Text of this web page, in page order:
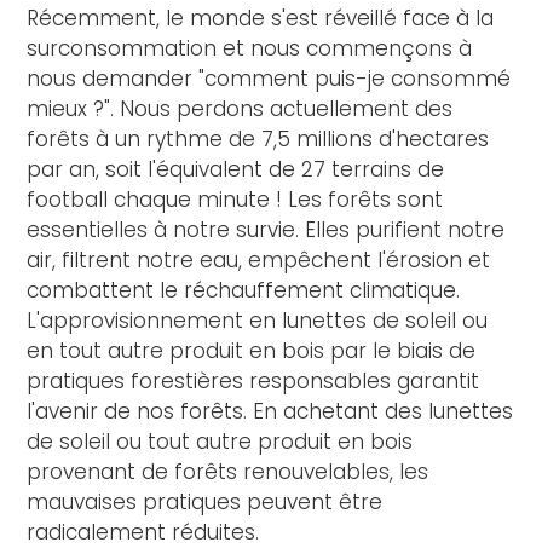
Récemment, le monde s'est réveillé face à la
surconsommation et nous commençons à
nous demander "comment puis-je consommé
mieux ?". Nous perdons actuellement des
forêts à un rythme de 7,5 millions d'hectares
par an, soit l'équivalent de 27 terrains de
football chaque minute ! Les forêts sont
essentielles à notre survie. Elles purifient notre
air, filtrent notre eau, empêchent l'érosion et
combattent le réchauffement climatique.
L'approvisionnement en lunettes de soleil ou
en tout autre produit en bois par le biais de
pratiques forestières responsables garantit
l'avenir de nos forêts. En achetant des lunettes
de soleil ou tout autre produit en bois
provenant de forêts renouvelables, les
mauvaises pratiques peuvent être
radicalement réduites.